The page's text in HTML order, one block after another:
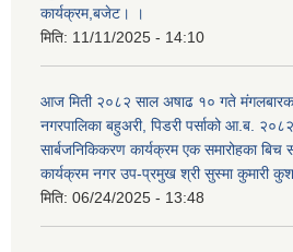
कार्यक्रम,बजेट। ।
मिति: 11/11/2025 - 14:10
आज मिती २०८२ साल अषाढ १० गते
नगरपालिका बहुअरी, पिडरी पर्साको आ.ब.
सार्बजनिकिकरण कार्यक्रम एक समारोहका बिच
कार्यक्रम नगर उप-प्रमुख श्री सुस्मा कुमारी
मिति: 06/24/2025 - 13:48